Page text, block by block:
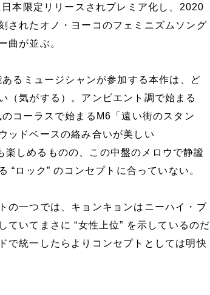
本限定リリースされプレミア化し、2020
されたオノ・ヨーコのフェミニズムソング
曲が並ぶ。
るミュージシャンが参加する本作は、ど
（気がする）。アンビエント調で始まる
コーラスで始まるM6「遠い街のスタン
ッドベースの絡み合いが美しい
しめるものの、この中盤のメロウで静謐
“ロック” のコンセプトに合っていない。
の一つでは、キョンキョンはニーハイ・ブ
ていてまさに “女性上位” を示しているのだ
で統一したらよりコンセプトとしては明快